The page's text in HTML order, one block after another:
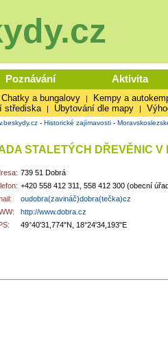
Poznávání Aktivita
Chatky a bungalovy | Kempy a
střediska | Ubytování dle mapy |
- Historické zajímavosti -
STALETÝCH DŘEVĚNIC V
739 51 Dobrá
+420 558 412 311, 558 412 300 (obecní
oudobra(zavináč)dobra(tečka)cz
http://www.dobra.cz
49°40'31,774"N, 18°24'34,193"E